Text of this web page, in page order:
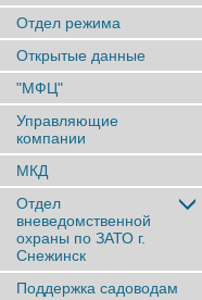
Отдел режима
Открытые данные
"МФЦ"
Управляющие
компании
МКД
Отдел
вневедомственной
охраны по ЗАТО г.
Снежинск
Поддержка садоводам